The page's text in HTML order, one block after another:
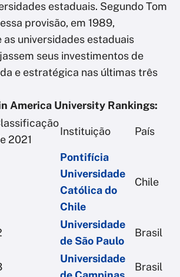
estaduais. Segundo Tom
provisão, em 1989,
as universidades estaduais
seus investimentos de
e estratégica nas últimas três
America University Rankings:
2021
Instituição País
Pontifícia
Universidade
Católica do
Chile
Chile
Universidade
de São Paulo
Brasil
Universidade
Brasil